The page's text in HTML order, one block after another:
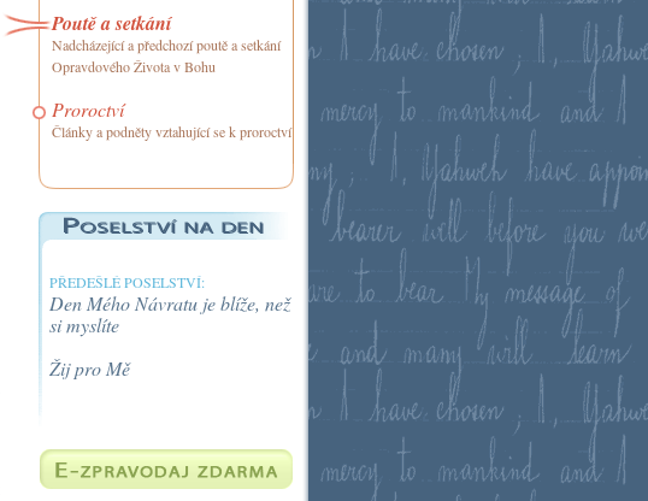
Poutě a setkání
Nadcházející a předchozí poutě a setkání
Opravdového Života v Bohu
Proroctví
Články a podněty vztahující se k proroctví
PŘEDEŠLÉ POSELSTVÍ:
Den Mého Návratu je blíže, než
si myslíte
Žij pro Mě